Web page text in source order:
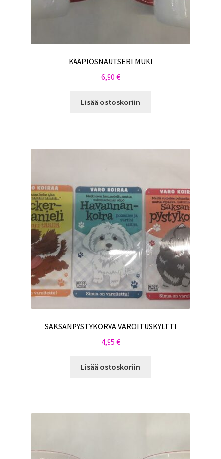
KÄÄPIÖSNAUTSERI MUKI
6,90 €
Lisää ostoskoriin
SAKSANPYSTYKORVA VAROITUSKYLTTI
4,95 €
Lisää ostoskoriin